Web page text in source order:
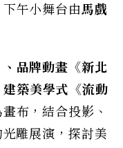
下午小舞台由馬戲
品牌動畫《新北
築美學式《流動
布，結合投影、
雕展演，探討美